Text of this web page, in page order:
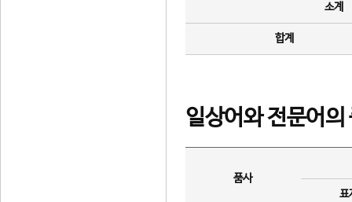
소계
합계
일상어와 전문어의
품사
표